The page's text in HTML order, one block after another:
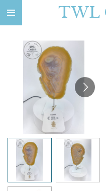
Ga
hoofdinhoud
TWL